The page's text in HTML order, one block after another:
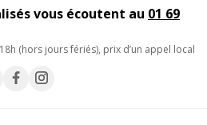
le volume de câbles
les installations permanentes en
vous écoutent au 01 69
(hors jours fériés), prix d’un appel local